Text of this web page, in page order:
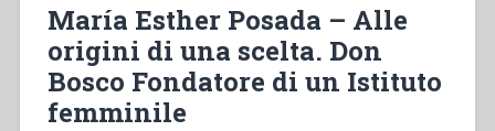
María Esther Posada – Alle
origini di una scelta. Don
Bosco Fondatore di un Istituto
femminile